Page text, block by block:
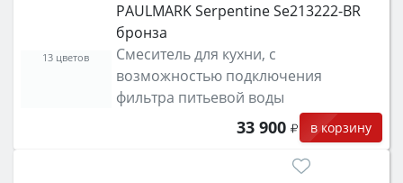
PAULMARK Serpentine Se213222-BR
бронза
Смеситель для кухни, с
возможностью подключения
фильтра питьевой воды
33 900 в корзину
13 цветов